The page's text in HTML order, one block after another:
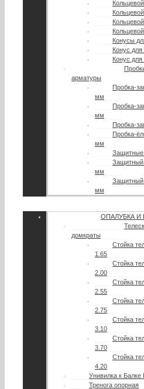
Конусы
Конус
Конус
арматуры
Пробка-
мм
Пробка-
мм
Пробка-
Пробка-
мм
Защитные
Защитный
мм
Защитный
мм
ОПАЛУБКА
домкраты
Стойка
1.65
Стойка
2.00
Стойка
2.55
Стойка
2.75
Стойка
3.10
Стойка
3.70
Стойка
4.20
Унивилка к Балке
Тренога опорная